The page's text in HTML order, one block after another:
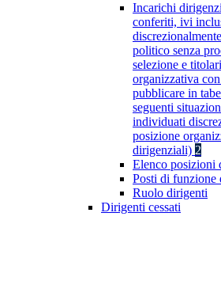
Incarichi
conferiti, ivi
politico senza
selezione e
organizzativa
pubblicare in
seguenti
individuati
posizione
dirigenziali) 2
Elenco posizioni
Posti di funzione
Ruolo dirigenti
Dirigenti cessati